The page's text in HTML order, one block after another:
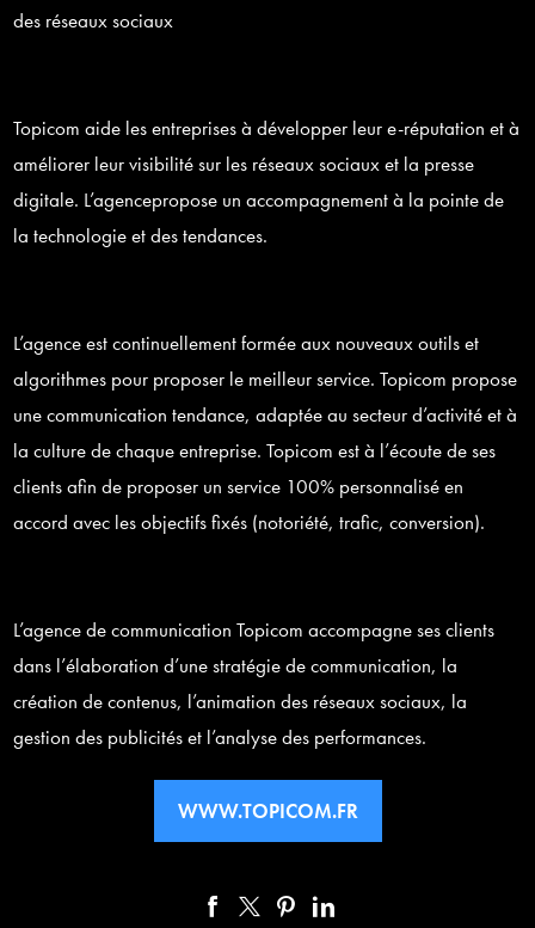
Rechercher
des réseaux sociaux
Topicom aide les entreprisesàdévelopper leur e-réputation età
améliorer leur visibilitésur les réseaux sociaux et la presse
digitale. L’agencepropose un accompagnementà la pointe de
la technologie et des tendances.
L’agence estcontinuellement forméeaux nouveaux outils et
algorithmes pour proposer le meilleur service.Topicom propose
une communication tendance, adaptée au secteur d’activitéetà
la culture dechaqueentreprise.Topicom està l’écoute deses
clients afin de proposer un service 100% personnaliséen
accord avec les objectifs fixés (notoriété, trafic, conversion).
L’agence de communication Topicom accompagne ses clients
dans l’élaboration d’une stratégie de communication, la
création de contenus, l’animation des réseaux sociaux, la
gestion des publicités et l’analyse des performances.
WWW.TOPICOM.FR